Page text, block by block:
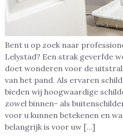
Bent u op zoek naar
Lelystad? Een strak geverfde
doet wonderen voor de
van het pand. Als ervaren
bieden wij hoogwaardige
zowel binnen- als
voor u kunnen betekenen en
belangrijk is voor uw […]